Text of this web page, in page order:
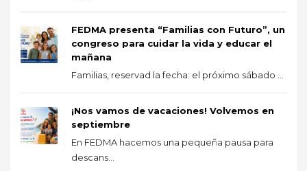
FEDMA presenta “Familias con Futuro”, un
congreso para cuidar la vida y educar el
mañana
Familias, reservad la fecha: el próximo sábado ...
¡Nos vamos de vacaciones! Volvemos en
septiembre
En FEDMA hacemos una pequeña pausa para
descans...